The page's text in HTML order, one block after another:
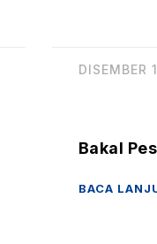
DISEMBER
Bakal
BACA